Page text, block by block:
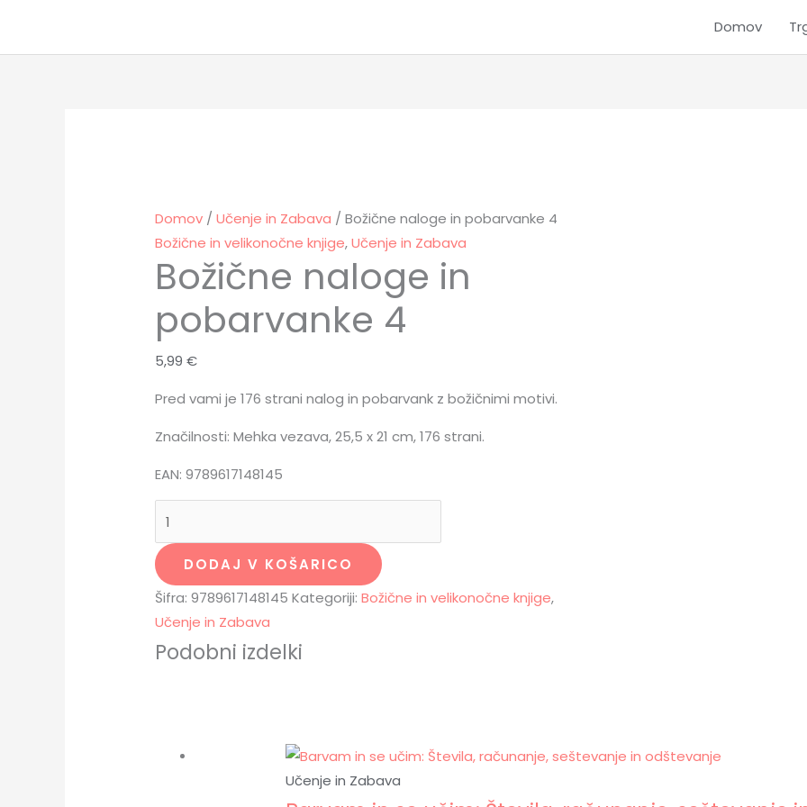
content
Domov
Domov /Učenje in Zabava / Božične naloge in pobarvanke 4
Božične in velikonočne knjige,Učenje in Zabava
Božične naloge in
pobarvanke 4
5,99€
Pred vami je 176 strani nalog in pobarvank z božičnimi motivi.
Značilnosti: Mehka vezava, 25,5 x 21 cm, 176 strani.
EAN: 9789617148145
4
količina
DODAJ V KOŠARICO
Šifra:9789617148145 Kategoriji:Božične in velikonočne knjige,
Učenje in Zabava
Podobni izdelki
Učenje in Zabava